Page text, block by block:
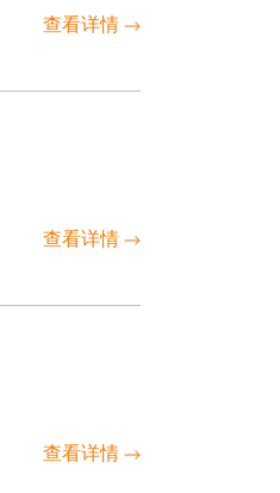
查看详情
查看详情
查看详情